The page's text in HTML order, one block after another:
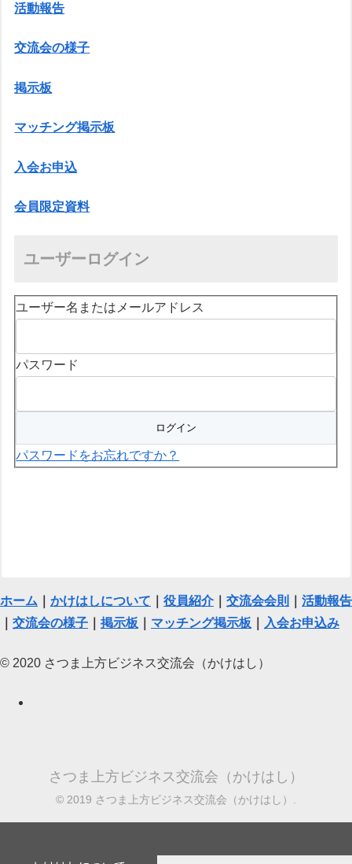
活動報告
交流会の様子
掲示板
マッチング掲示板
入会お申込
会員限定資料
ユーザーログイン
ユーザー名またはメールアドレス
パスワード
パスワードをお忘れですか？
ホーム かけはしについて 役員紹介｜ 交流会会則
活動報告
交流会の様子 掲示板 マッチング掲示板 入会お申込み
© 2020 さつま上方ビジネス交流会（かけはし）
さつま上方ビジネス交流会（かけはし）
© 2019 さつま上方ビジネス交流会（かけはし）.